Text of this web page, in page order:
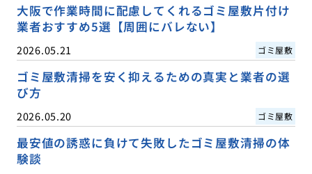
大阪で作業時間に配慮してくれるゴミ屋敷片付け
業者おすすめ5選【周囲にバレない】
2026.05.21 ゴミ屋敷
ゴミ屋敷清掃を安く抑えるための真実と業者の選
び方
2026.05.20 ゴミ屋敷
最安値の誘惑に負けて失敗したゴミ屋敷清掃の体
験談